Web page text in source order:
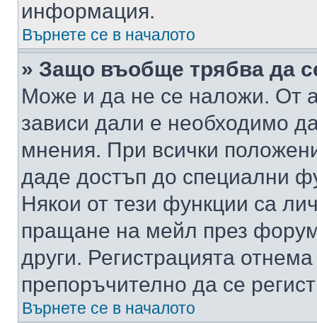
информация.
Върнете се в началото
» Защо въобще трябва да
Може и да не се наложи. От
зависи дали е необходимо
мнения. При всички
даде достъп до специални
Някои от тези функции са
пращане на мейл през
други. Регистрацията
препоръчително да се
Върнете се в началото